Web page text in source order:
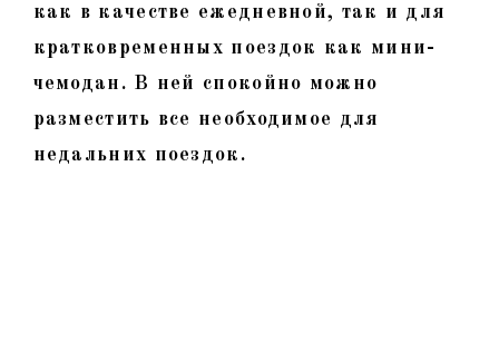
как в качестве ежедневной, так и для
кратковременных поездок как мини-
чемодан. В ней спокойно можно
разместить все необходимое для
недальних поездок.